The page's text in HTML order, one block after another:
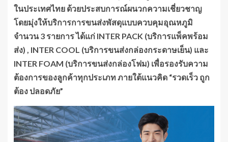
ในประเทศไทย ด้วยประสบการณ์ผนวกความเชี่ยวชาญ
โดยมุ่งให้บริการการขนส่งพัสดุแบบควบคุมอุณหภูมิ
จำนวน 3 รายการ ได้แก่ INTER PACK (บริการแพ็คพร้อม
ส่ง) , INTER COOL (บริการขนส่งกล่องกระดาษเย็น) และ
INTER FOAM (บริการขนส่งกล่องโฟม) เพื่อรองรับความ
ต้องการของลูกค้าทุกประเภท ภายใต้แนวคิด “รวดเร็ว ถูก
ต้อง ปลอดภัย”